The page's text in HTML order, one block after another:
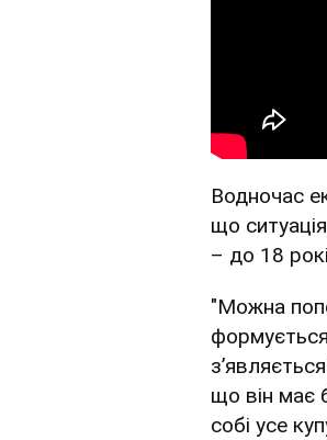
Водночас
що
– до 18
"Можна
що він має
собі усе